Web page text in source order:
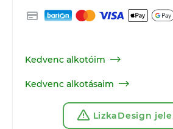
Kedvenc alkotóim
Kedvenc alkotásaim
LizkaDesign